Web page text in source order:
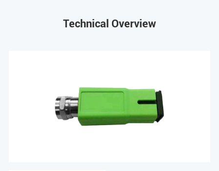
Technical Overview